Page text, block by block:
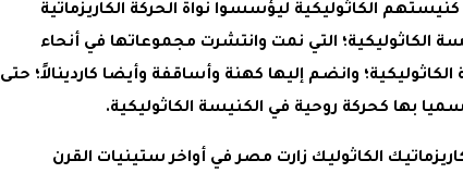
كنيستهم الكاثوليكية ليؤسسوا نواة الحركة الكاريزماتية
الكاثوليكية؛ التي نمت وانتشرت مجموعاتها في أنحاء
وانضم إليها كهنة وأساقفة وأيضا كاردينالاً؛ حتى
بها كحركة روحية في الكنيسة الكاثوليكية.
الكاثوليك زارت مصر في أواخر ستينيات القرن